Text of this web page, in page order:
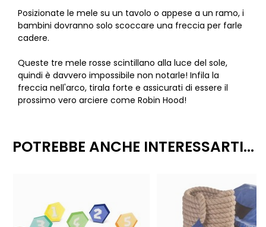
Posizionate le mele su un tavolo o appese a un ramo, i
bambini dovranno solo scoccare una freccia per farle
cadere.
Queste tre mele rosse scintillano alla luce del sole,
quindi è davvero impossibile non notarle! Infila la
freccia nell'arco, tirala forte e assicurati di essere il
prossimo vero arciere come Robin Hood!
POTREBBE ANCHE INTERESSARTI...